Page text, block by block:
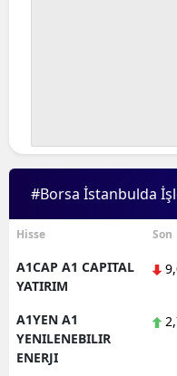
#Borsa İstanbulda
Hisse Son
A1CAP A1 CAPITAL
YATIRIM
A1YEN A1
YENILENEBILIR
ENERJI